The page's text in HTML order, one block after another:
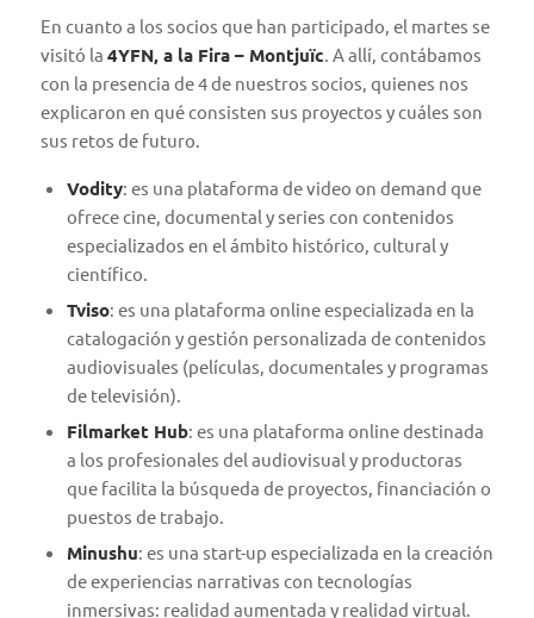
En cuanto a los socios que han participado, el martes se
visitó la 4YFN, a la Fira – Montjuïc. A allí, contábamos
con la presencia de 4 de nuestros socios, quienes nos
explicaron en qué consisten sus proyectos y cuáles son
sus retos de futuro.
Vodity: es una plataforma de video on demand que
ofrece cine, documental y series con contenidos
especializados en el ámbito histórico, cultural y
científico.
Tviso: es una plataforma online especializada en la
catalogación y gestión personalizada de contenidos
audiovisuales (películas, documentales y programas
de televisión).
Filmarket Hub: es una plataforma online destinada
a los profesionales del audiovisual y productoras
que facilita la búsqueda de proyectos, financiación o
puestos de trabajo.
Minushu: es una start-up especializada en la creación
de experiencias narrativas con tecnologías
inmersivas: realidad aumentada y realidad virtual.